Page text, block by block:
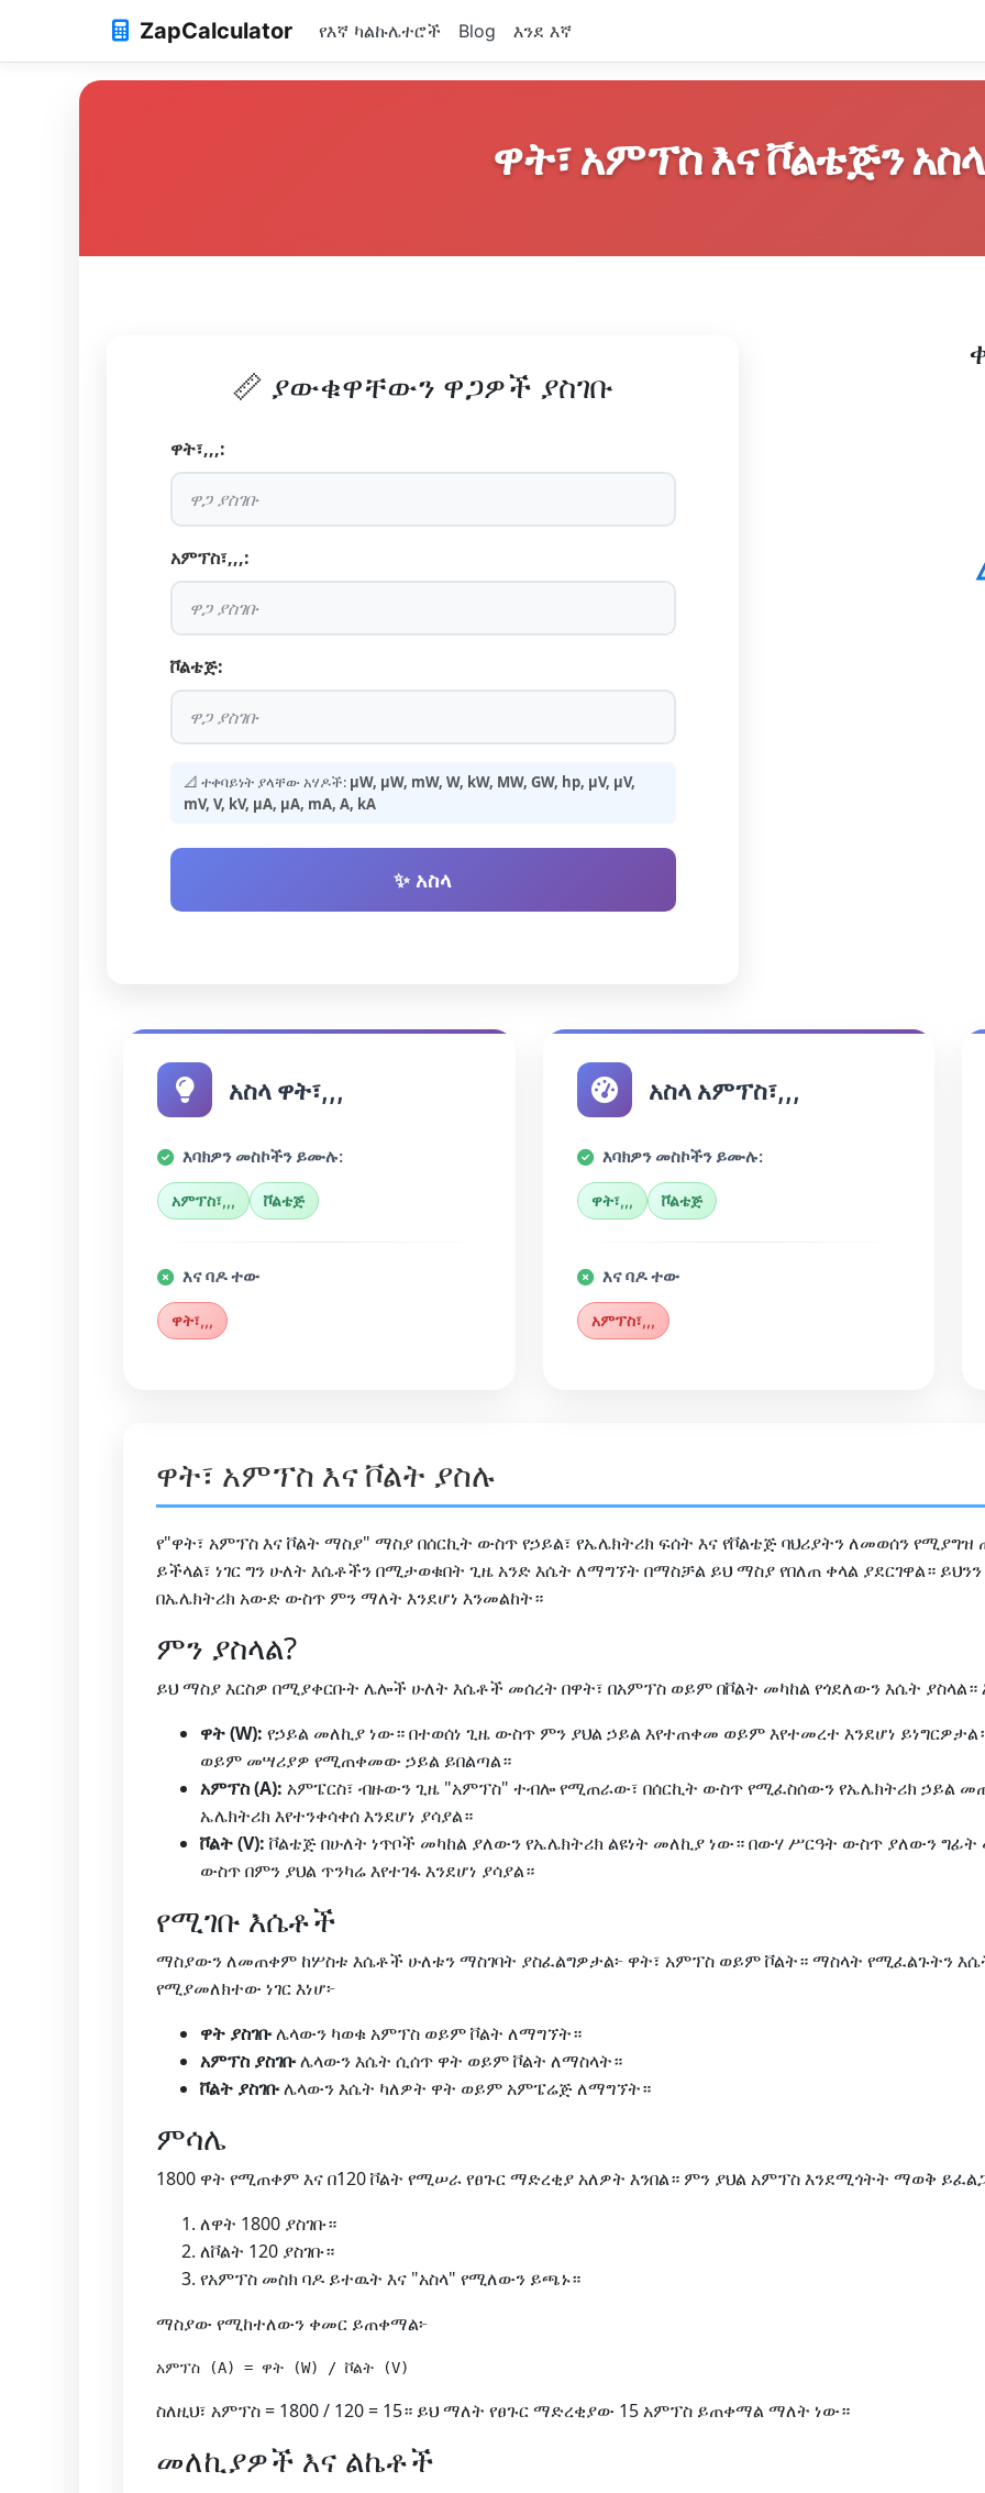
ZapCalculator የእኛ ካልኩሌተሮች Blog እንደ እኛ
ዋት፣ አምፕስ እና ቮልቴጅን አስላ
📏 ያውቁዋቸውን ዋጋዎች ያስገቡ
ዋት፣,,,:
አምፕስ፣,,,:
ቮልቴጅ:
📐 ተቀባይነት ያላቸው አሃዶች: µW, μW, mW, W, kW, MW, GW, hp, µV, μV,
mV, V, kV, µA, μA, mA, A, kA
✨ አስላ
አስላ ዋት፣,,,
እባክዎን መስኮችን ይሙሉ:
አምፕስ፣,,, ቮልቴጅ
እና ባዶ ተው
ዋት፣,,,
አስላ አምፕስ፣,,,
እባክዎን መስኮችን ይሙሉ:
ዋት፣,,, ቮልቴጅ
እና ባዶ ተው
አምፕስ፣,,,
ዋት፣ አምፕስ እና ቮልት ያስሉ
የ"ዋት፣ አምፕስ እና ቮልት ማስያ" ማስያ በሰርኪት ውስጥ የኃይል፣ የኤሌክትሪክ ፍሰት እና የቮልቴጅ ባህሪያትን ለመወሰን
ይችላል፣ ነገር ግን ሁለት እሴቶችን በሚታወቁበት ጊዜ አንድ እሴት ለማግኘት በማስቻል ይህ ማስያ የበለጠ ቀላል ያደርገዋል።
በኤሌክትሪክ አውድ ውስጥ ምን ማለት እንደሆነ እንመልከት።
ምን ያስላል?
ይህ ማስያ እርስዎ በሚያቀርቡት ሌሎች ሁለት እሴቶች መሰረት በዋት፣ በአምፕስ ወይም በቮልት መካከል የጎደለውን እሴት ያስላል።
ዋት (W): የኃይል መለኪያ ነው። በተወሰነ ጊዜ ውስጥ ምን ያህል ኃይል እየተጠቀመ ወይም እየተመረተ እንደሆነ
ወይም መሣሪያዎ የሚጠቀመው ኃይል ይበልጣል።
አምፕስ (A): አምፔርስ፣ ብዙውን ጊዜ "አምፕስ" ተብሎ የሚጠራው፣ በሰርኪት ውስጥ የሚፈስሰውን የኤሌክትሪክ ኃይል
ኤሌክትሪክ እየተንቀሳቀሰ እንደሆነ ያሳያል።
ቮልት (V):ቮልቴጅ በሁለት ነጥቦች መካከል ያለውን የኤሌክትሪክ ልዩነት መለኪያ ነው። በውሃ ሥርዓት ውስጥ ያለውን
ውስጥ በምን ያህል ጥንካሬ እየተገፋ እንደሆነ ያሳያል።
የሚገቡ እሴቶች
ማስያውን ለመጠቀም ከሦስቱ እሴቶች ሁለቱን ማስገባት ያስፈልግዎታል፦ ዋት፣ አምፕስ ወይም ቮልት። ማስላት የሚፈልጉትን
የሚያመለክተው ነገር እነሆ፦
ዋት ያስገቡሌላውን ካወቁ አምፕስ ወይም ቮልት ለማግኘት።
አምፕስ ያስገቡሌላውን እሴት ሲሰጥ ዋት ወይም ቮልት ለማስላት።
ቮልት ያስገቡሌላውን እሴት ካለዎት ዋት ወይም አምፔሬጅ ለማግኘት።
ምሳሌ
1800 ዋት የሚጠቀም እና በ120 ቮልት የሚሠራ የፀጉር ማድረቂያ አለዎት እንበል። ምን ያህል አምፕስ እንደሚጎትት ማወቅ
ለዋት 1800 ያስገቡ።
ለቮልት 120 ያስገቡ።
የአምፕስ መስክ ባዶ ይተዉት እና "አስላ" የሚለውን ይጫኑ።
ማስያው የሚከተለውን ቀመር ይጠቀማል፦
ስለዚህ፣ አምፕስ = 1800 / 120 = 15። ይህ ማለት የፀጉር ማድረቂያው 15 አምፕስ ይጠቀማል ማለት ነው።
መለኪያዎች እና ልኬቶች